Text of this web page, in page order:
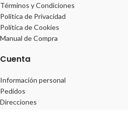
Términos y Condiciones
Política de Privacidad
Política de Cookies
Manual de Compra
Cuenta
Información personal
Pedidos
Direcciones